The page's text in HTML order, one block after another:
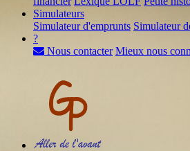
Simulateurs
Simulateur d'emprunts Simulateur
?
Nous contacter Mieux nous